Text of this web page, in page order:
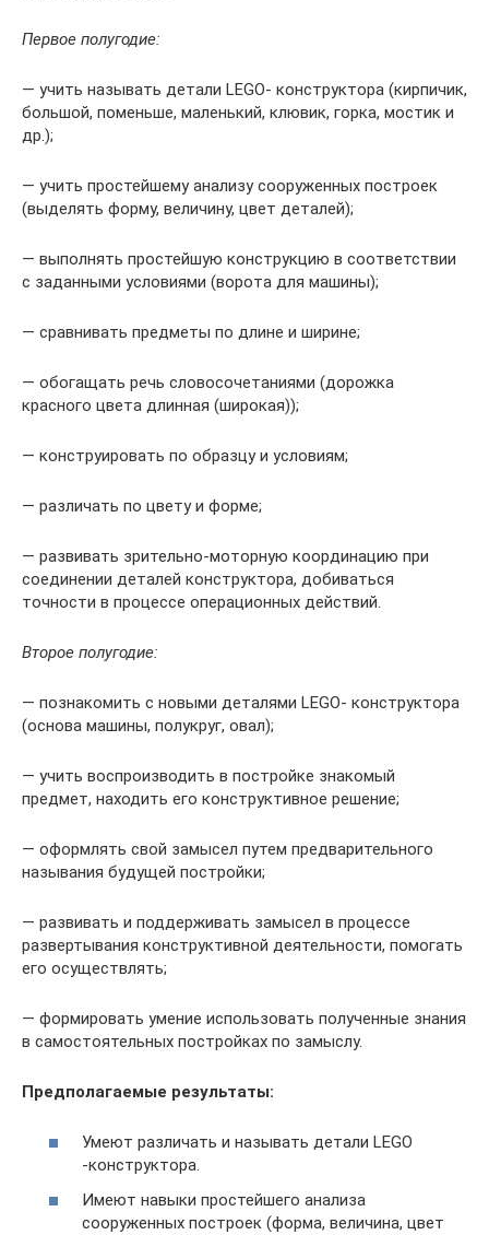
Первое полугодие:
— учить называть детали LEGO- конструктора (кирпичик,
большой, поменьше, маленький, клювик, горка, мостик и
др.);
— учить простейшему анализу сооруженных построек
(выделять форму, величину, цвет деталей);
— выполнять простейшую конструкцию в соответствии
с заданными условиями (ворота для машины);
— сравнивать предметы по длине и ширине;
— обогащать речь словосочетаниями (дорожка
красного цвета длинная (широкая));
— конструировать по образцу и условиям;
— различать по цвету и форме;
— развивать зрительно-моторную координацию при
соединении деталей конструктора, добиваться
точности в процессе операционных действий.
Второе полугодие:
— познакомить с новыми деталями LEGO- конструктора
(основа машины, полукруг, овал);
— учить воспроизводить в постройке знакомый
предмет, находить его конструктивное решение;
— оформлять свой замысел путем предварительного
называния будущей постройки;
— развивать и поддерживать замысел в процессе
развертывания конструктивной деятельности, помогать
его осуществлять;
— формировать умение использовать полученные знания
в самостоятельных постройках по замыслу.
Предполагаемые результаты:
Умеют различать и называть детали LEGO
-конструктора.
Имеют навыки простейшего анализа
сооруженных построек (форма, величина, цвет